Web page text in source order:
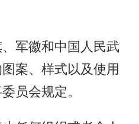
军徽和中国人民武
案、样式以及使用
员会规定。